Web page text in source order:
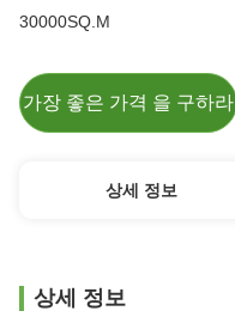
30000SQ.M
가장 좋은 가격 을 구하라
상세 정보
상세 정보